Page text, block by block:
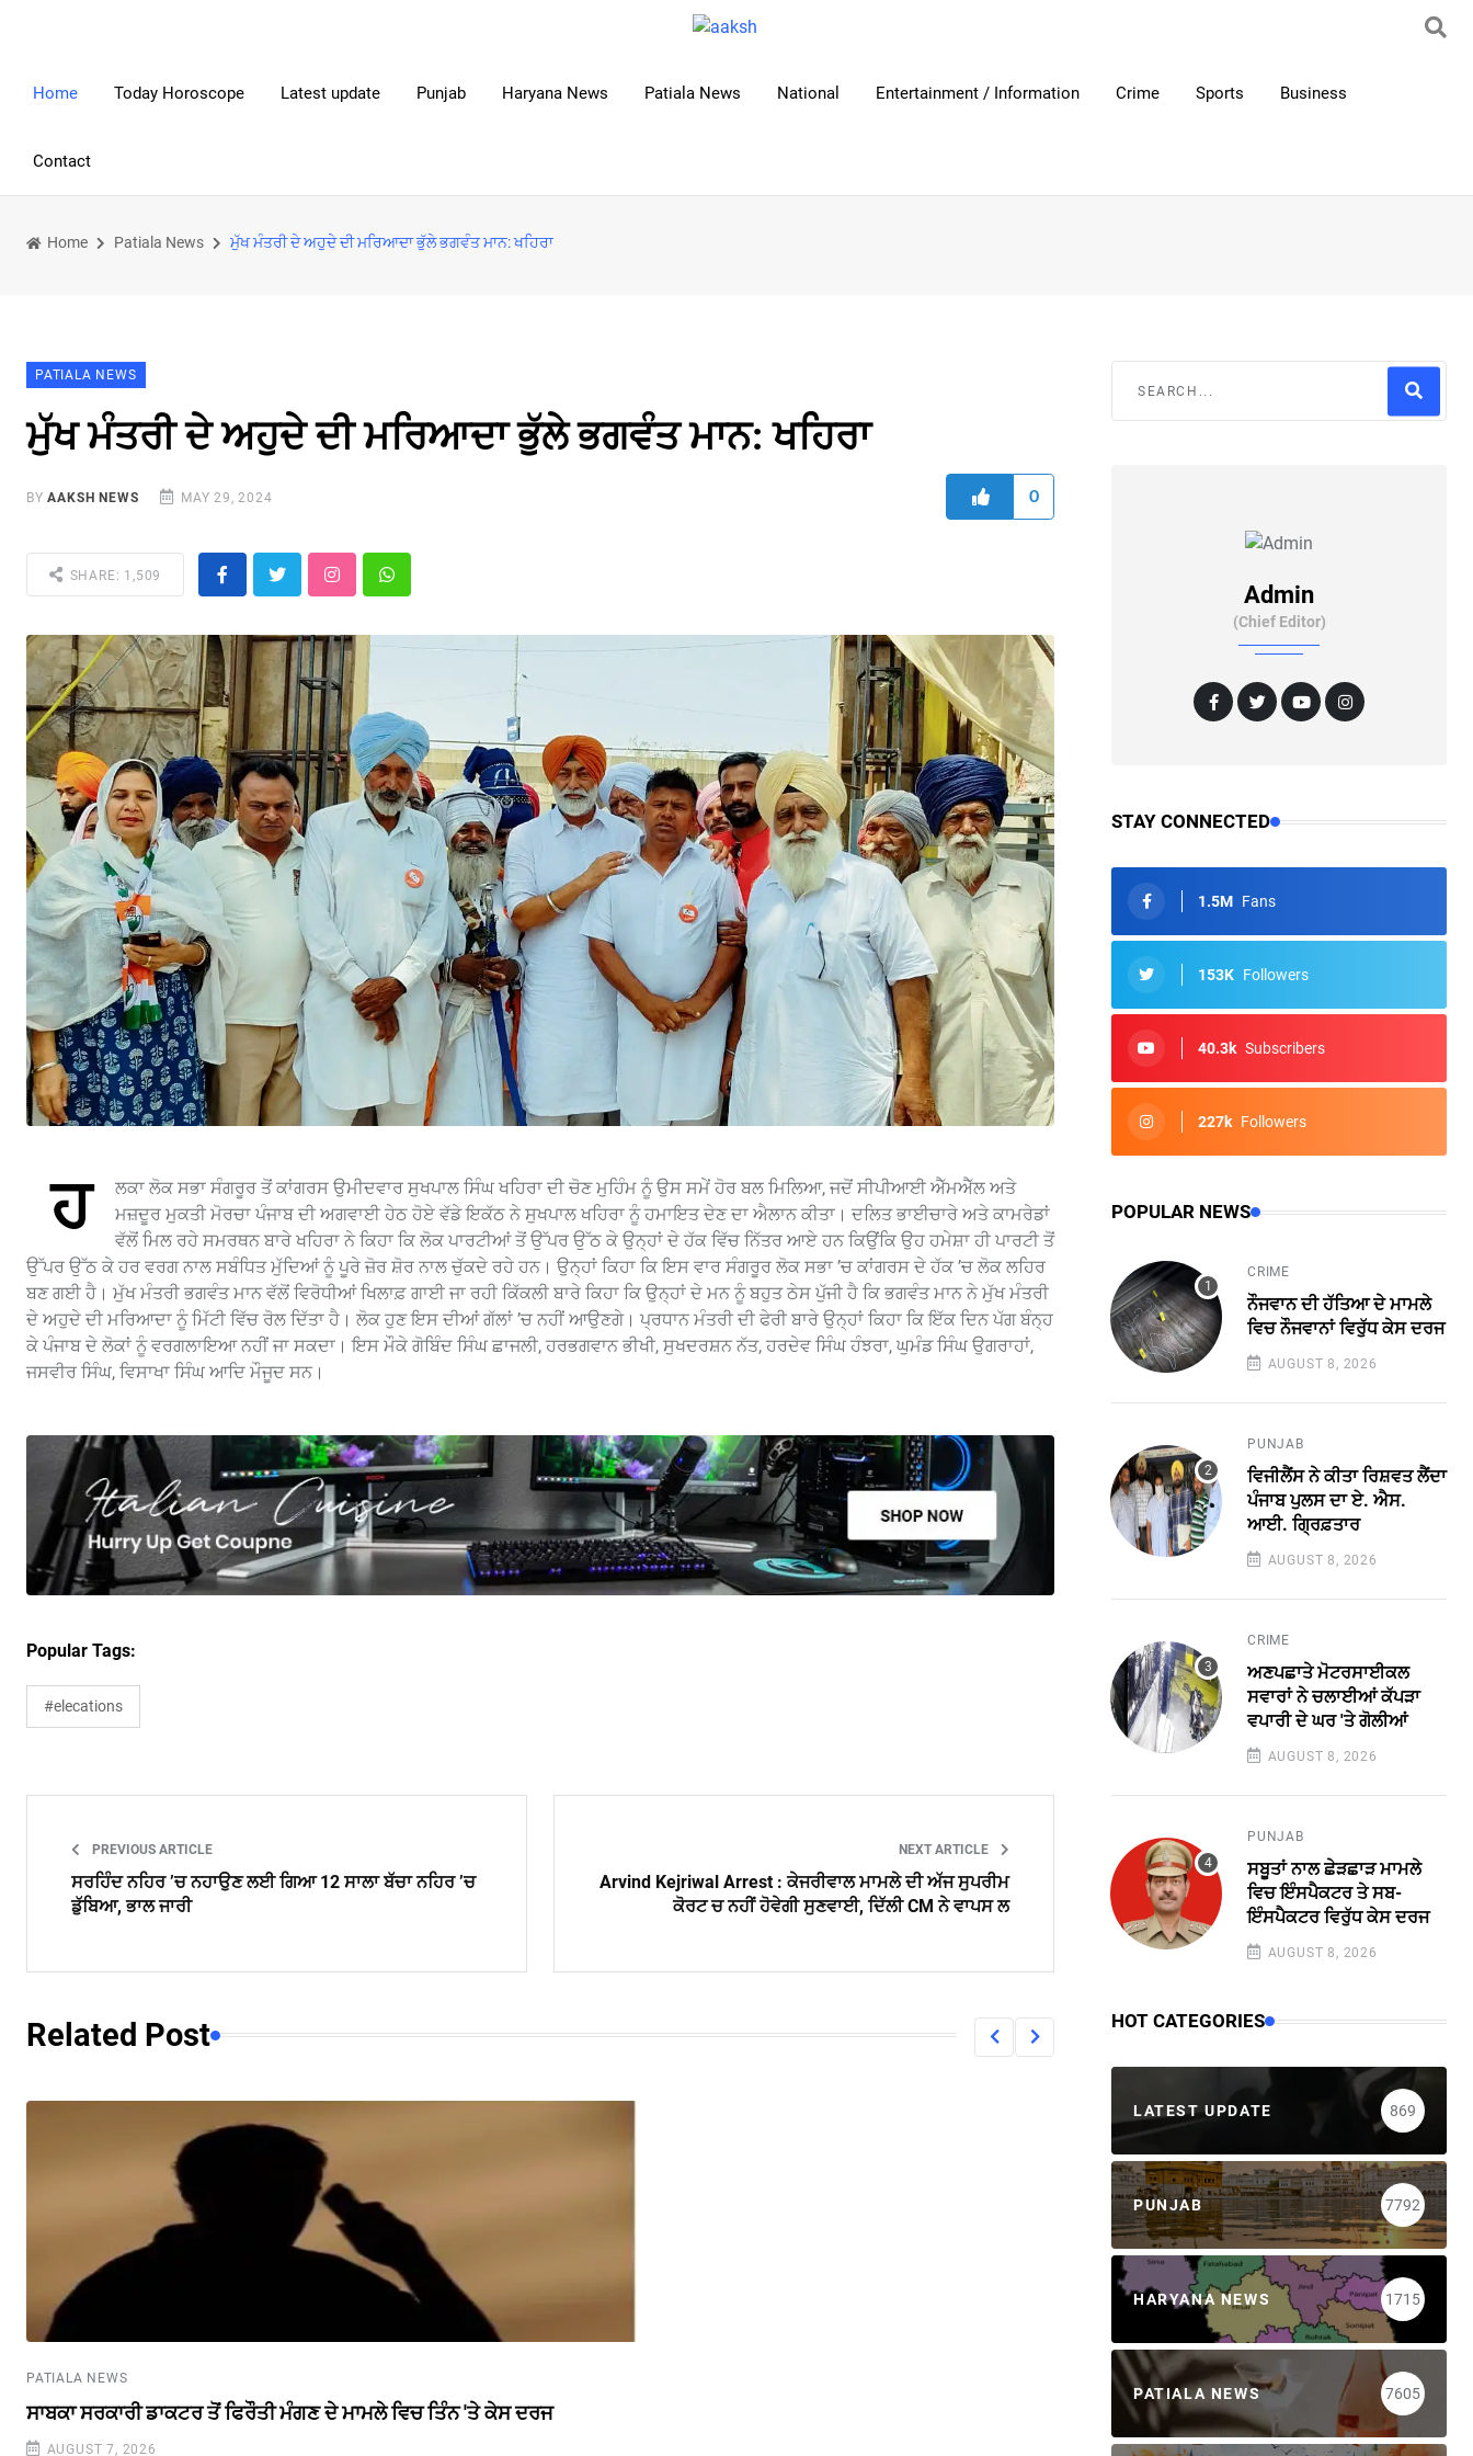
Home Today Horoscope Latest update Punjab Haryana News Patiala News National Entertainment / Information Crime Sports Business
Contact
Home Patiala News ਮੁੱਖ ਮੰਤਰੀ ਦੇ ਅਹੁਦੇ ਦੀ ਮਰਿਆਦਾ ਭੁੱਲੇ ਭਗਵੰਤ ਮਾਨ: ਖਹਿਰਾ
PATIALA NEWS
ਮੁੱਖ ਮੰਤਰੀ ਦੇ ਅਹੁਦੇ ਦੀ ਮਰਿਆਦਾ ਭੁੱਲੇ ਭਗਵੰਤ ਮਾਨ: ਖਹਿਰਾ
BYAAKSH NEWS MAY 29, 2024 0
SHARE: 1,509
ਹ
ਲਕਾ ਲੋਕ ਸਭਾ ਸੰਗਰੂਰ ਤੋਂ ਕਾਂਗਰਸ ਉਮੀਦਵਾਰ ਸੁਖਪਾਲ ਸਿੰਘ ਖਹਿਰਾ ਦੀ ਚੋਣ ਮੁਹਿੰਮ ਨੂੰ ਉਸ ਸਮੇਂ ਹੋਰ ਬਲ ਮਿਲਿਆ, ਜਦੋਂ ਸੀਪੀਆਈ ਐੱਮਐੱਲ ਅਤੇ
ਮਜ਼ਦੂਰ ਮੁਕਤੀ ਮੋਰਚਾ ਪੰਜਾਬ ਦੀ ਅਗਵਾਈ ਹੇਠ ਹੋਏ ਵੱਡੇ ਇਕੱਠ ਨੇ ਸੁਖਪਾਲ ਖਹਿਰਾ ਨੂੰ ਹਮਾਇਤ ਦੇਣ ਦਾ ਐਲਾਨ ਕੀਤਾ। ਦਲਿਤ ਭਾਈਚਾਰੇ ਅਤੇ ਕਾਮਰੇਡਾਂ
ਵੱਲੋਂ ਮਿਲ ਰਹੇ ਸਮਰਥਨ ਬਾਰੇ ਖਹਿਰਾ ਨੇ ਕਿਹਾ ਕਿ ਲੋਕ ਪਾਰਟੀਆਂ ਤੋਂ ਉੱਪਰ ਉੱਠ ਕੇ ਉਨ੍ਹਾਂ ਦੇ ਹੱਕ ਵਿੱਚ ਨਿੱਤਰ ਆਏ ਹਨ ਕਿਉਂਕਿ ਉਹ ਹਮੇਸ਼ਾ ਹੀ ਪਾਰਟੀ ਤੋਂ
ਉੱਪਰ ਉੱਠ ਕੇ ਹਰ ਵਰਗ ਨਾਲ ਸਬੰਧਿਤ ਮੁੱਦਿਆਂ ਨੂੰ ਪੂਰੇ ਜ਼ੋਰ ਸ਼ੋਰ ਨਾਲ ਚੁੱਕਦੇ ਰਹੇ ਹਨ। ਉਨ੍ਹਾਂ ਕਿਹਾ ਕਿ ਇਸ ਵਾਰ ਸੰਗਰੂਰ ਲੋਕ ਸਭਾ ’ਚ ਕਾਂਗਰਸ ਦੇ ਹੱਕ ’ਚ ਲੋਕ ਲਹਿਰ
ਬਣ ਗਈ ਹੈ। ਮੁੱਖ ਮੰਤਰੀ ਭਗਵੰਤ ਮਾਨ ਵੱਲੋਂ ਵਿਰੋਧੀਆਂ ਖਿਲਾਫ਼ ਗਾਈ ਜਾ ਰਹੀ ਕਿੱਕਲੀ ਬਾਰੇ ਕਿਹਾ ਕਿ ਉਨ੍ਹਾਂ ਦੇ ਮਨ ਨੂੰ ਬਹੁਤ ਠੇਸ ਪੁੱਜੀ ਹੈ ਕਿ ਭਗਵੰਤ ਮਾਨ ਨੇ ਮੁੱਖ ਮੰਤਰੀ
ਦੇ ਅਹੁਦੇ ਦੀ ਮਰਿਆਦਾ ਨੂੰ ਮਿੱਟੀ ਵਿੱਚ ਰੋਲ ਦਿੱਤਾ ਹੈ। ਲੋਕ ਹੁਣ ਇਸ ਦੀਆਂ ਗੱਲਾਂ ’ਚ ਨਹੀਂ ਆਉਣਗੇ। ਪ੍ਰਧਾਨ ਮੰਤਰੀ ਦੀ ਫੇਰੀ ਬਾਰੇ ਉਨ੍ਹਾਂ ਕਿਹਾ ਕਿ ਇੱਕ ਦਿਨ ਪੱਗ ਬੰਨ੍ਹ
ਕੇ ਪੰਜਾਬ ਦੇ ਲੋਕਾਂ ਨੂੰ ਵਰਗਲਾਇਆ ਨਹੀਂ ਜਾ ਸਕਦਾ। ਇਸ ਮੌਕੇ ਗੋਬਿੰਦ ਸਿੰਘ ਛਾਜਲੀ, ਹਰਭਗਵਾਨ ਭੀਖੀ, ਸੁਖਦਰਸ਼ਨ ਨੱਤ, ਹਰਦੇਵ ਸਿੰਘ ਹੰਝਰਾ, ਘੁਮੰਡ ਸਿੰਘ ਉਗਰਾਹਾਂ,
ਜਸਵੀਰ ਸਿੰਘ, ਵਿਸਾਖਾ ਸਿੰਘ ਆਦਿ ਮੌਜੂਦ ਸਨ।
Popular Tags:
#elecations
PREVIOUS ARTICLE
ਸਰਹਿੰਦ ਨਹਿਰ ’ਚ ਨਹਾਉਣ ਲਈ ਗਿਆ 12 ਸਾਲਾ ਬੱਚਾ ਨਹਿਰ ’ਚ
ਡੁੱਬਿਆ, ਭਾਲ ਜਾਰੀ
NEXT ARTICLE
Arvind Kejriwal Arrest : ਕੇਜਰੀਵਾਲ ਮਾਮਲੇ ਦੀ ਅੱਜ ਸੁਪਰੀਮ
ਕੋਰਟ ਚ ਨਹੀਂ ਹੋਵੇਗੀ ਸੁਣਵਾਈ, ਦਿੱਲੀ CM ਨੇ ਵਾਪਸ ਲ
Related Post
PATIALA NEWS
ਸਾਬਕਾ ਸਰਕਾਰੀ ਡਾਕਟਰ ਤੋਂ ਫਿਰੌਤੀ ਮੰਗਣ ਦੇ ਮਾਮਲੇ ਵਿਚ ਤਿੰਨ 'ਤੇ ਕੇਸ ਦਰਜ
AUGUST 7, 2026
Admin
(Chief Editor)
STAY CONNECTED
1.5M Fans
153K Followers
40.3k Subscribers
227k Followers
POPULAR NEWS
CRIME
ਨੌਜਵਾਨ ਦੀ ਹੱਤਿਆ ਦੇ ਮਾਮਲੇ
ਵਿਚ ਨੌਜਵਾਨਾਂ ਵਿਰੁੱਧ ਕੇਸ ਦਰਜ
AUGUST 8, 2026
PUNJAB
ਵਿਜੀਲੈਂਸ ਨੇ ਕੀਤਾ ਰਿਸ਼ਵਤ ਲੈਂਦਾ
ਪੰਜਾਬ ਪੁਲਸ ਦਾ ਏ. ਐਸ.
ਆਈ. ਗ੍ਰਿਫ਼ਤਾਰ
AUGUST 8, 2026
CRIME
ਅਣਪਛਾਤੇ ਮੋਟਰਸਾਈਕਲ
ਸਵਾਰਾਂ ਨੇ ਚਲਾਈਆਂ ਕੱਪੜਾ
ਵਪਾਰੀ ਦੇ ਘਰ 'ਤੇ ਗੋਲੀਆਂ
AUGUST 8, 2026
PUNJAB
ਸਬੂਤਾਂ ਨਾਲ ਛੇੜਛਾੜ ਮਾਮਲੇ
ਵਿਚ ਇੰਸਪੈਕਟਰ ਤੇ ਸਬ-
ਇੰਸਪੈਕਟਰ ਵਿਰੁੱਧ ਕੇਸ ਦਰਜ
AUGUST 8, 2026
HOT CATEGORIES
LATEST UPDATE 869
PUNJAB 7792
HARYANA NEWS 1715
PATIALA NEWS 7605